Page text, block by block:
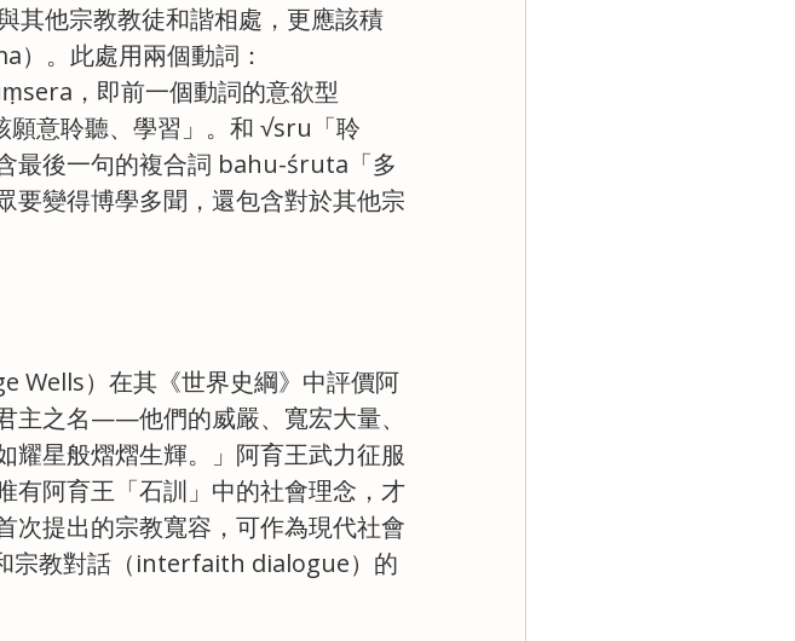
其他宗教教徒和諧相處，更應該積
。此處用兩個動詞：
，即前一個動詞的意欲型
願意聆聽、學習」。和 √sru「聆
最後一句的複合詞 bahu-śruta「多
要變得博學多聞，還包含對於其他宗
Wells）在其《世界史綱》中評價阿
主之名——他們的威嚴、寬宏大量、
星般熠熠生輝。」阿育王武力征服
有阿育王「石訓」中的社會理念，才
次提出的宗教寬容，可作為現代社會
宗教對話（interfaith dialogue）的